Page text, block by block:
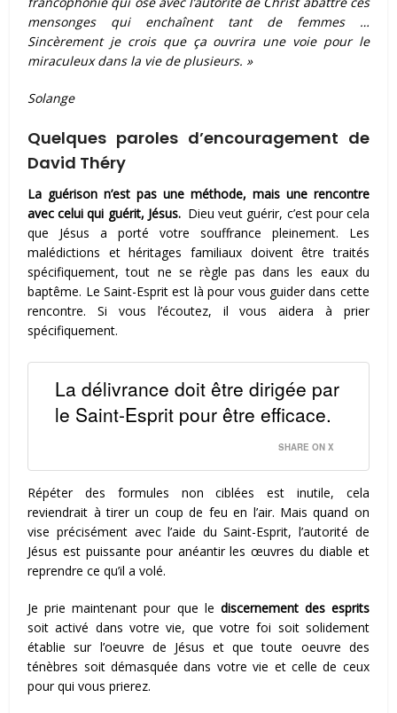
mensonges qui enchaînent tant de femmes …
Sincèrement je crois que ça ouvrira une voie pour le
miraculeux dans la vie de plusieurs. »
Solange
Quelques paroles d’encouragement de
David Théry
La guérison n’est pas une méthode, mais une rencontre
avec celui qui guérit, Jésus.Dieu veut guérir, c’est pour cela
que Jésus a porté votre souffrance pleinement. Les
malédictions et héritages familiaux doivent être traités
spécifiquement, tout ne se règle pas dans les eaux du
baptême. Le Saint-Esprit est là pour vous guider dans cette
rencontre. Si vous l’écoutez, il vous aidera à prier
spécifiquement.
La délivrance doit être dirigée par
le Saint-Esprit pour être efficace.
SHARE ON X
Répéter des formules non ciblées est inutile, cela
reviendrait à tirer un coup de feu en l’air. Mais quand on
vise précisément avec l’aide du Saint-Esprit, l’autorité de
Jésus est puissante pour anéantir les œuvres du diable et
reprendre ce qu’il a volé.
Je prie maintenant pour que le discernement des esprits
soit activé dans votre vie, que votre foi soit solidement
établie sur l’oeuvre de Jésus et que toute oeuvre des
ténèbres soit démasquée dans votre vie et celle de ceux
pour qui vous prierez.